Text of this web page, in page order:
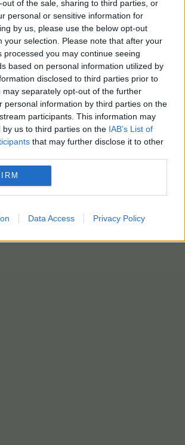
out of the sale, sharing to third parties, or
personal or sensitive information for
by us, please use the below opt-out
your selection. Please note that after your
processed you may continue seeing
based on personal information utilized by
disclosed to third parties prior to
may separately opt-out of the further
personal information by third parties on the
participants. This information may
by us to third parties on the IAB’s List of
that may further disclose it to other
Data Access Privacy Policy
για προληπτικούς λόγους.
επίσης ότι ο Τραμπ πάσχει
ανεπάρκεια, μια συχνή,
μειώσει τον ρυθμό των ταξιδιών
ΗΠΑ, σε σύγκριση με την πρώτη
τους τελευταίους μήνες
συχνά δημοσίως, σε
Διατηρεί ωστόσο ένα αρκετά
ταξιδιών στο εξωτερικό και
δημοσιογράφους πολύ συχνότερα
EPA-ABACA PRESS POOL photo